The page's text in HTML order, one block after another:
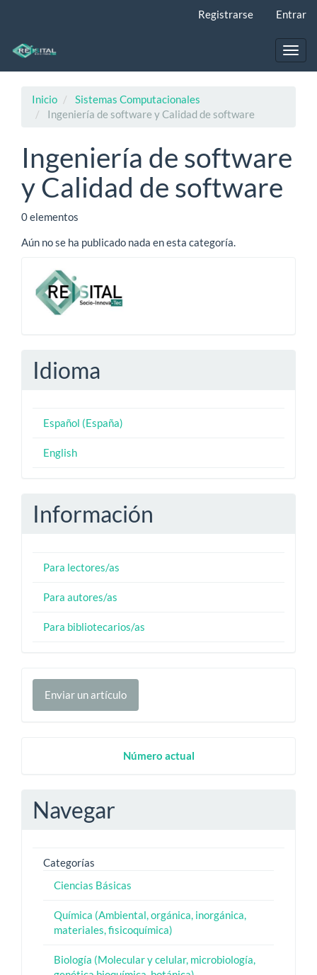
principal
Registrarse Entrar
Inicio
Sistemas Computacionales
Ingeniería de software y Calidad de software
Ingeniería de software
y Calidad de software
0 elementos
Aún no se ha publicado nada en esta categoría.
Idioma
Español (España)
English
Información
Para lectores/as
Para autores/as
Para bibliotecarios/as
Enviar
unEnviar un artículo
Número actual
Navegar
Categorías
Ciencias Básicas
Química (Ambiental, orgánica, inorgánica,
materiales, fisicoquímica)
Biología (Molecular y celular, microbiología,